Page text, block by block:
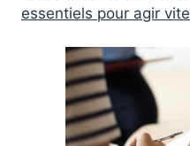
essentiels pour agir vite